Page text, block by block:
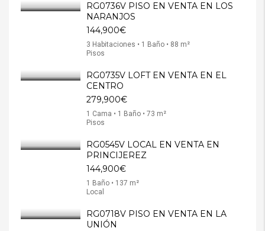
RG0736V PISO EN VENTA EN LOS
NARANJOS
144,900€
3 Habitaciones • 1 Baño • 88 m²
Pisos
RG0735V LOFT EN VENTA EN EL
CENTRO
279,900€
1 Cama • 1 Baño • 73 m²
Pisos
RG0545V LOCAL EN VENTA EN
PRINCIJEREZ
144,900€
1 Baño • 137 m²
Local
RG0718V PISO EN VENTA EN LA
UNIÓN